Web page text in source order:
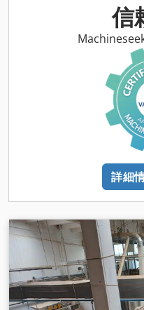
信
詳細